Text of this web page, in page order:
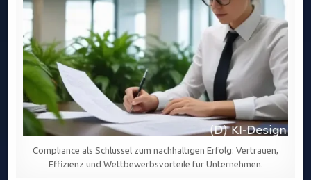
Compliance als Schlüssel zum nachhaltigen Erfolg: Vertrauen,
Effizienz und Wettbewerbsvorteile für Unternehmen.